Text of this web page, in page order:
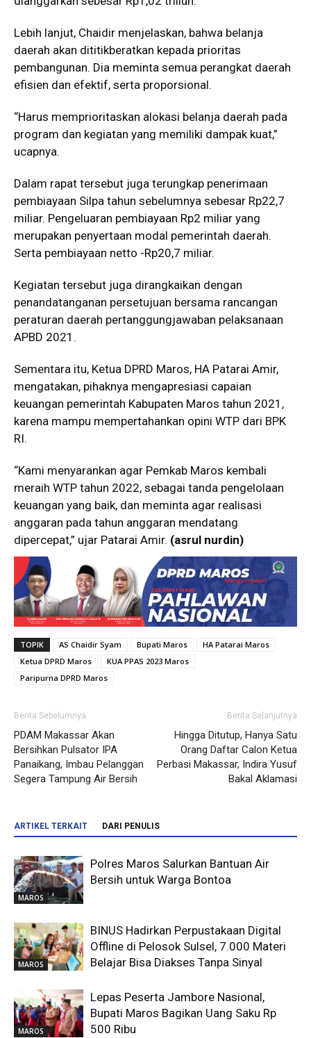
Lebih lanjut, Chaidir menjelaskan, bahwa belanja
daerah akan dititikberatkan kepada prioritas
pembangunan. Dia meminta semua perangkat daerah
efisien dan efektif, serta proporsional.
“Harus memprioritaskan alokasi belanja daerah pada
program dan kegiatan yang memiliki dampak kuat,”
ucapnya.
Dalam rapat tersebut juga terungkap penerimaan
pembiayaan Silpa tahun sebelumnya sebesar Rp22,7
miliar. Pengeluaran pembiayaan Rp2 miliar yang
merupakan penyertaan modal pemerintah daerah.
Serta pembiayaan netto -Rp20,7 miliar.
Kegiatan tersebut juga dirangkaikan dengan
penandatanganan persetujuan bersama rancangan
peraturan daerah pertanggungjawaban pelaksanaan
APBD 2021.
Sementara itu, Ketua DPRD Maros, HA Patarai Amir,
mengatakan, pihaknya mengapresiasi capaian
keuangan pemerintah Kabupaten Maros tahun 2021,
karena mampu mempertahankan opini WTP dari BPK
RI.
“Kami menyarankan agar Pemkab Maros kembali
meraih WTP tahun 2022, sebagai tanda pengelolaan
keuangan yang baik, dan meminta agar realisasi
anggaran pada tahun anggaran mendatang
dipercepat,” ujar Patarai Amir. (asrul nurdin)
TOPIK AS Chaidir Syam Bupati Maros
HA Patarai Maros
Ketua DPRD Maros
KUA PPAS 2023 Maros
Paripurna DPRD Maros
Berita Sebelumnya
PDAM Makassar Akan
Bersihkan Pulsator IPA
Panaikang, Imbau Pelanggan
Segera Tampung Air Bersih
Berita Selanjutnya
Hingga Ditutup, Hanya Satu
Orang Daftar Calon Ketua
Perbasi Makassar, Indira Yusuf
Bakal Aklamasi
ARTIKEL TERKAIT DARI PENULIS
MAROS
Polres Maros Salurkan Bantuan Air
Bersih untuk Warga Bontoa
MAROS
BINUS Hadirkan Perpustakaan Digital
Offline di Pelosok Sulsel, 7.000 Materi
Belajar Bisa Diakses Tanpa Sinyal
MAROS
Lepas Peserta Jambore Nasional,
Bupati Maros Bagikan Uang Saku Rp
500 Ribu